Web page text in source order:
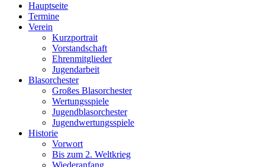
Hauptseite
Termine
Verein
Kurzportrait
Vorstandschaft
Ehrenmitglieder
Jugendarbeit
Blasorchester
Großes Blasorchester
Wertungsspiele
Jugendblasorchester
Jugendwertungsspiele
Historie
Vorwort
Bis zum 2. Weltkrieg